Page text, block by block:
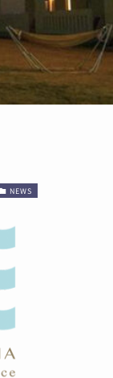
NEWS